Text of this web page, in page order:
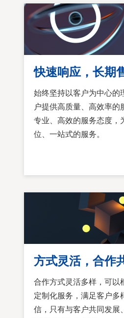
快速响应，长期
始终坚持以客户为中心的
户提供高质量、高效率的
专业、高效的服务态度，
位、一站式的服务。
方式灵活，合作
合作方式灵活多样，可以
定制化服务，满足客户多
信，只有与客户共同发展